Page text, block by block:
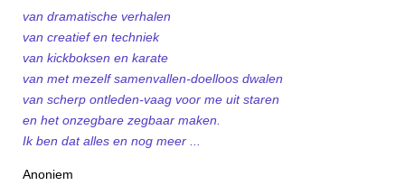
van dramatische verhalen
van creatief en techniek
van kickboksen en karate
van met mezelf samenvallen-doelloos dwalen
van scherp ontleden-vaag voor me uit staren
en het onzegbare zegbaar maken.
Ik ben dat alles en nog meer ...
Anoniem